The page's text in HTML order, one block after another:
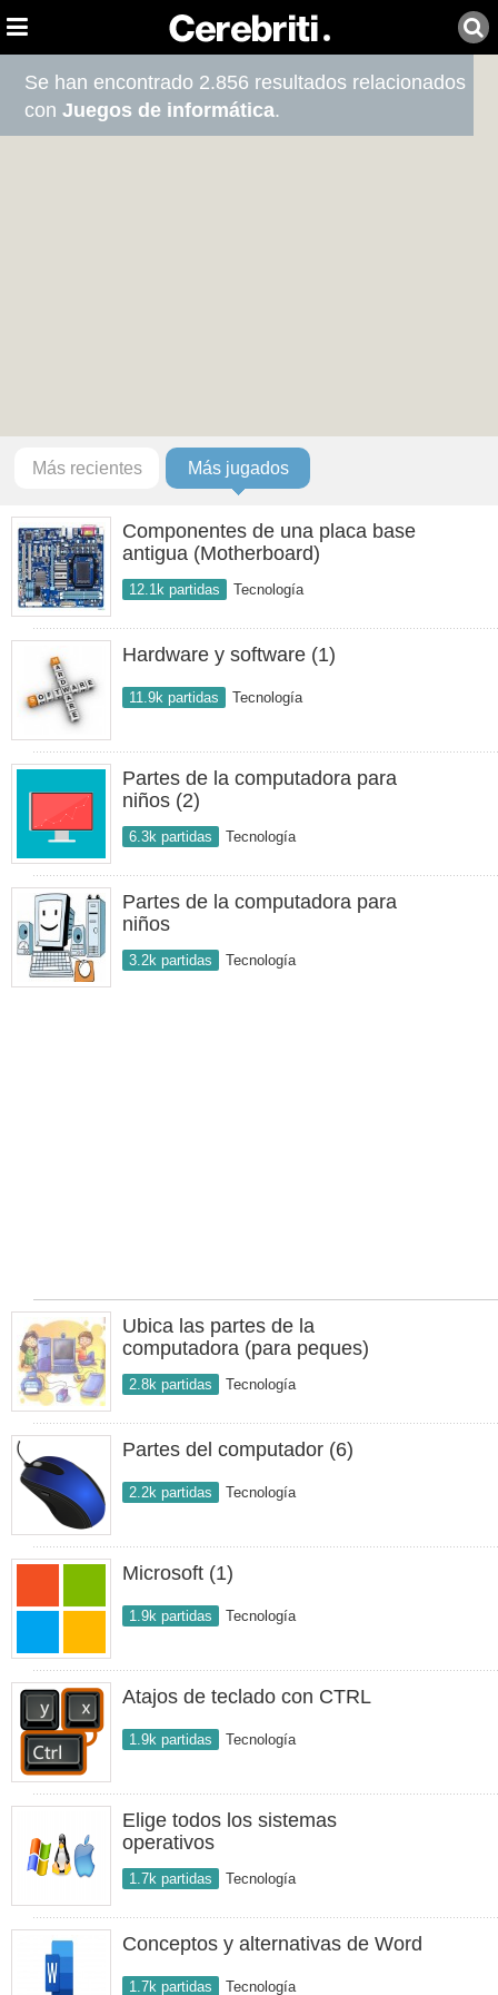
Se han encontrado 2.856 resultados relacionados
conJuegos de informática.
Más recientes Más jugados
Componentes de una placa base
antigua (Motherboard)
12.1k partidas Tecnología
Hardware y software (1)
11.9k partidas Tecnología
Partes de la computadora para
niños (2)
6.3k partidas Tecnología
Partes de la computadora para
niños
3.2k partidas Tecnología
Ubica las partes de la
computadora (para peques)
2.8k partidas Tecnología
Partes del computador (6)
2.2k partidas Tecnología
Microsoft (1)
1.9k partidas Tecnología
Atajos de teclado con CTRL
1.9k partidas Tecnología
Elige todos los sistemas
operativos
1.7k partidas Tecnología
Conceptos y alternativas de Word
1.7k partidas Tecnología